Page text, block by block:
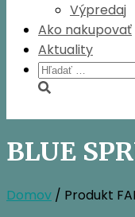
Výpredaj
Ako nakupovať
Aktuality
Hľadať:
BLUE
Domov / Produkt